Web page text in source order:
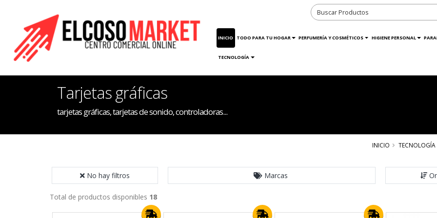
INICIO TODO PARA TU HOGAR PERFUMERÍA Y COSMÉTICOS HIGIENE PERSONAL
TECNOLOGÍA
Tarjetas gráficas
tarjetas gráficas, tarjetas de sonido, controladoras...
INICIO TECNOLOGÍA
No hay filtros Marcas
Total de productos disponibles 18